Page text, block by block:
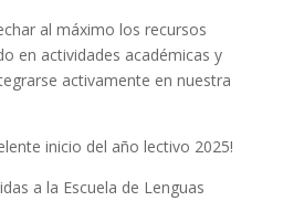
al máximo los recursos
en actividades académicas y
activamente en nuestra
inicio del año lectivo 2025!
a la Escuela de Lenguas